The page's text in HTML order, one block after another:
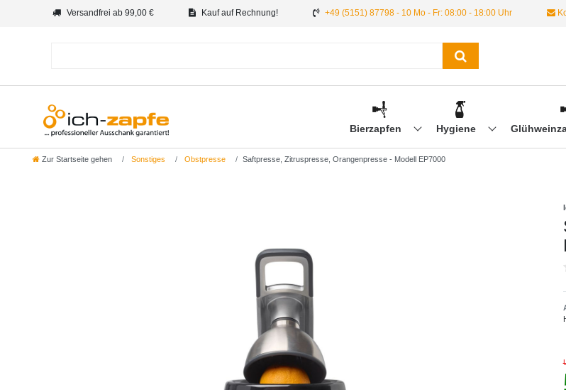
Versandfrei ab 99,00 € Kauf auf Rechnung! +49 (5151) 87798 - 10 Mo - Fr: 08:00 - 18:00 Uhr
Bierzapfen Hygiene
Zur Startseite gehen Sonstiges Obstpresse Saftpresse, Zitruspresse, Orangenpresse - Modell EP7000